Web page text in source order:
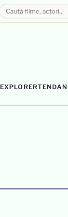
EXPLORER